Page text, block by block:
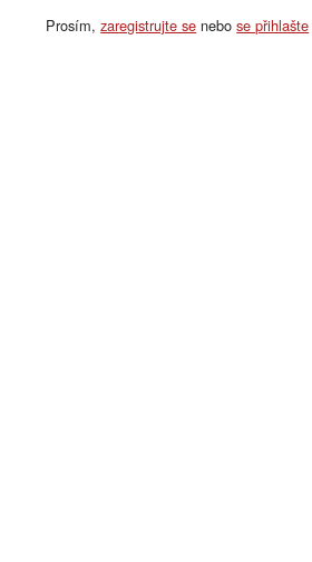
Prosím,zaregistrujte se nebose přihlašte